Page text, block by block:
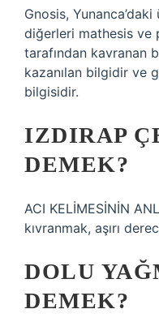
Gnosis,
diğerleri mathesis ve
tarafından kavranan
kazanılan bilgidir ve
bilgisidir.
IZDIRAP
DEMEK?
ACI KELİMESİNİN
kıvranmak, aşırı
DOLU
DEMEK?